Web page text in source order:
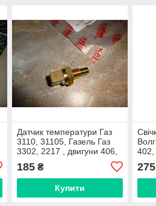
Датчик температури Газ
3110, 31105, Газель Газ
3302, 2217 , двигуни 406,
бежевий) виробник
Україна
185₴
Купити
402,
275